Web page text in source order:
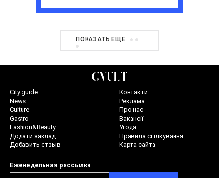
ПОКАЗАТЬ ЕЩЕ
City guide
News
Culture
Gastro
Fashion&Beauty
Додати заклад
Добавить отзыв
Контакти
Реклама
Про нас
Вакансії
Угода
Правила спілкування
Карта сайта
Еженедельная рассылка